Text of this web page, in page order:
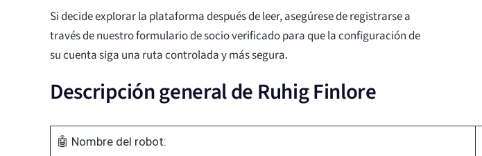
Si decide explorar la plataforma después de leer, asegúrese de registrarse a
través de nuestro formulario de socio verificado para que la configuración de
su cuenta siga una ruta controlada y más segura.
Descripción general de Ruhig Finlore
🤖 Nombre del robot: